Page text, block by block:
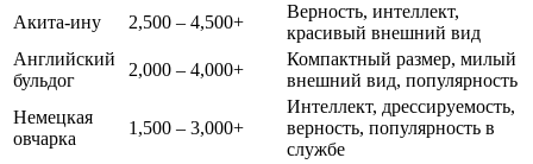
Акита-ину
2,500 – 4,500+
Верность, интеллект,
красивый внешний вид
Английский
бульдог
2,000 – 4,000+
Компактный размер, милый
внешний вид, популярность
Немецкая
овчарка
1,500 – 3,000+
Интеллект, дрессируемость,
верность, популярность в
службе